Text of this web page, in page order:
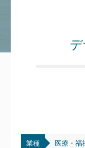
業種 医療・福